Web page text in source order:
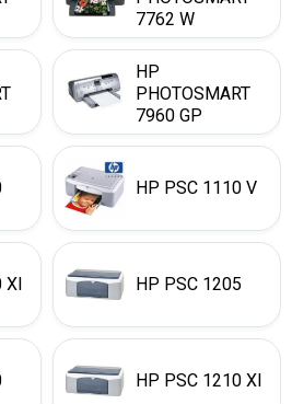
7762 W
HP
PHOTOSMART
7960 GP
HP PSC 1110 V
XI HP PSC 1205
HP PSC 1210 XI